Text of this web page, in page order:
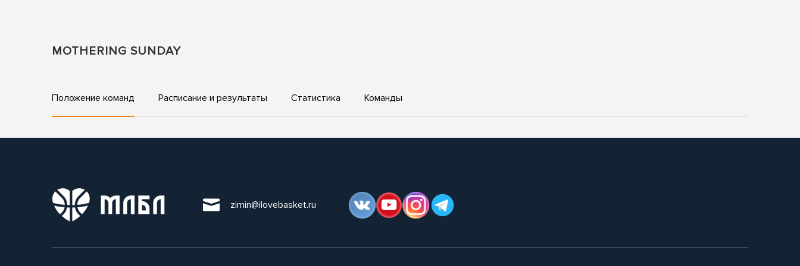
MOTHERING SUNDAY
Положение команд Расписание и результаты Статистика Команды
zimin@ilovebasket.ru